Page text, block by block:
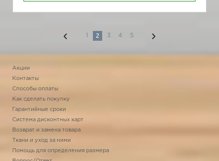
2 3 4 5
Акции
Контакты
Способы оплаты
Как сделать покупку
Гарантийные сроки
Система дисконтных карт
Возврат и замена товара
Ткани и уход за ними
Помощь для определения размера